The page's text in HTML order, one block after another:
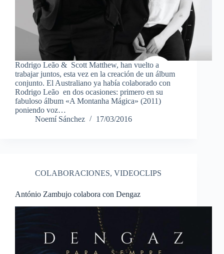
Rodrigo Leão & Scott Matthew, han vuelto a
trabajar juntos, esta vez en la creación de un álbum
conjunto. El Australiano ya había colaborado con
Rodrigo Leão en dos ocasiones: primero en su
fabuloso álbum «A Montanha Mágica» (2011)
poniendo voz…
Noemí Sánchez
17/03/2016
COLABORACIONES, VIDEOCLIPS
António Zambujo colabora con Dengaz